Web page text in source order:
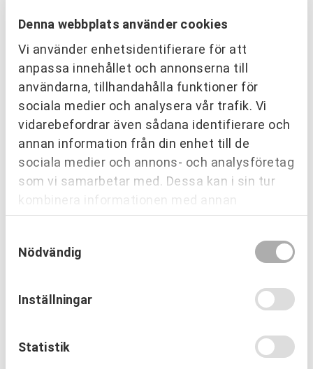
Denna webbplats använder cookies
Vi använder enhetsidentifierare för att
anpassa innehållet och annonserna till
användarna, tillhandahålla funktioner för
sociala medier och analysera vår trafik. Vi
vidarebefordrar även sådana identifierare och
annan information från din enhet till de
sociala medier och annons- och analysföretag
som vi samarbetar med. Dessa kan i sin tur
kombinera informationen med annan
information som du har tillhandahållit eller
som de har samlat in när du har använt deras
tjänster.
Nödvändig
Inställningar
Statistik
Kontaktperson *
Email *
Mobiltelefon *
Meddelande